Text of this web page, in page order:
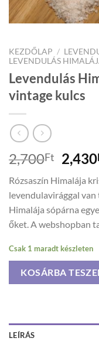
KEZDŐLAP /
LEVENDULÁS
Levendulás
vintage kulcs
2,700Ft
price
was:
2,430
Rózsaszín Himalája
levendulavirággal
Himalája sópárna
őket. A webshopban
Csak 1 maradt készleten
KOSÁRBA
LEÍRÁS